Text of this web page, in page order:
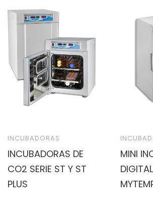
INCUBADORAS
INCUBADORAS DE
CO2 SERIE ST Y ST
PLUS
MINI